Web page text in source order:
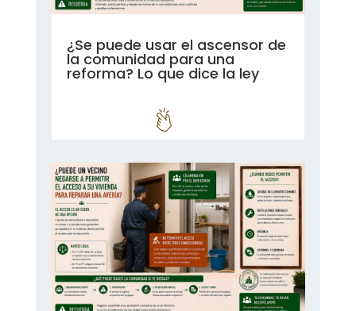
¿Se puede usar el ascensor de
la comunidad para una
reforma? Lo que dice la ley